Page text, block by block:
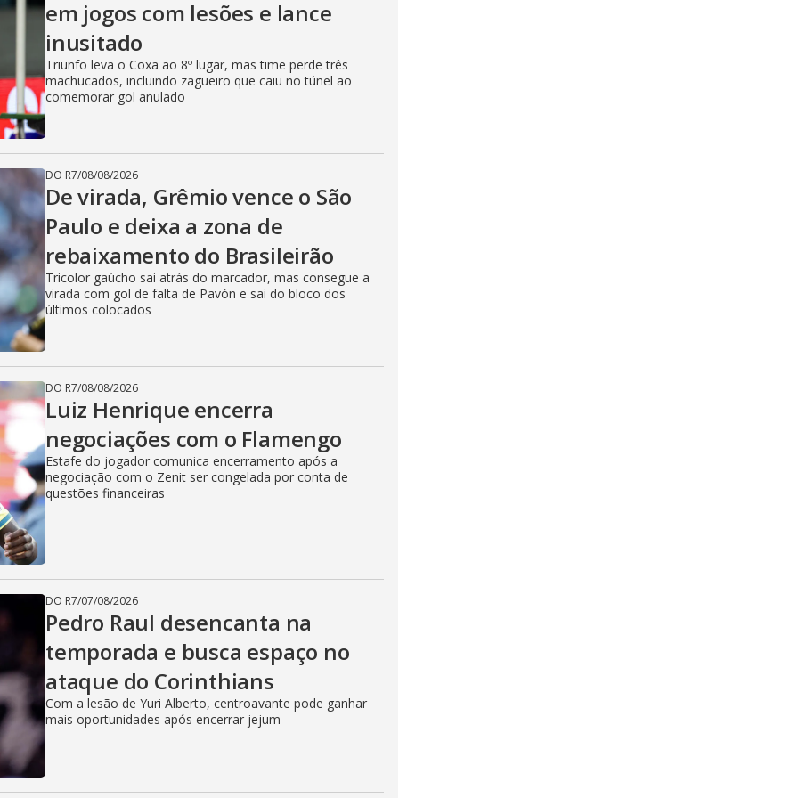
em jogos com lesões e lance
inusitado
Triunfo leva o Coxa ao 8º lugar, mas time perde três
machucados, incluindo zagueiro que caiu no túnel ao
comemorar gol anulado
DO R7/08/08/2026
De virada, Grêmio vence o São
Paulo e deixa a zona de
rebaixamento do Brasileirão
Tricolor gaúcho sai atrás do marcador, mas consegue a
virada com gol de falta de Pavón e sai do bloco dos
últimos colocados
DO R7/08/08/2026
Luiz Henrique encerra
negociações com o Flamengo
Estafe do jogador comunica encerramento após a
negociação com o Zenit ser congelada por conta de
questões financeiras
DO R7/07/08/2026
Pedro Raul desencanta na
temporada e busca espaço no
ataque do Corinthians
Com a lesão de Yuri Alberto, centroavante pode ganhar
mais oportunidades após encerrar jejum